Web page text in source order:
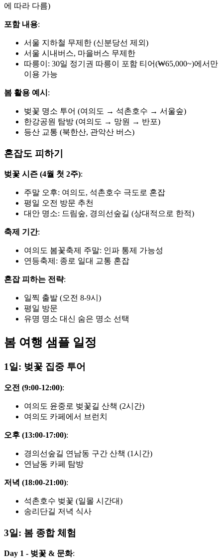
에 따라 다름)
포함 내용:
서울 지하철 무제한 (신분당선 제외)
서울 시내버스, 마을버스 무제한
따릉이: 30일 정기권 따릉이 포함 티어(₩65,000~)에서만
이용 가능
봄 활용 예시 :
벚꽃 명소 투어 (여의도 → 석촌호수 → 서울숲)
한강공원 탐방 (여의도 → 망원 → 반포)
등산 교통 (북한산, 관악산 버스)
혼잡도 피하기
벚꽃 시즌 (4월 첫 2주):
주말 오후: 여의도, 석촌호수 극도로 혼잡
평일 오전 방문 추천
대안 명소: 드림숲, 경의선숲길 (상대적으로 한적)
축제 기간:
여의도 봄꽃축제 주말: 인파 통제 가능성
연등축제: 종로 일대 교통 혼잡
혼잡 피하는 전략:
일찍 출발 (오전 8-9시)
평일 방문
유명 명소 대신 숨은 명소 선택
봄 여행 샘플 일정
1일: 벚꽃 집중 투어
오전 (9:00-12:00):
여의도 윤중로 벚꽃길 산책 (2시간)
여의도 카페에서 브런치
오후 (13:00-17:00):
경의선숲길 연남동 구간 산책 (1시간)
연남동 카페 탐방
저녁 (18:00-21:00):
석촌호수 벚꽃 (일몰 시간대)
송리단길 저녁 식사
3일: 봄 종합 체험
Day 1 - 벚꽃 & 문화: